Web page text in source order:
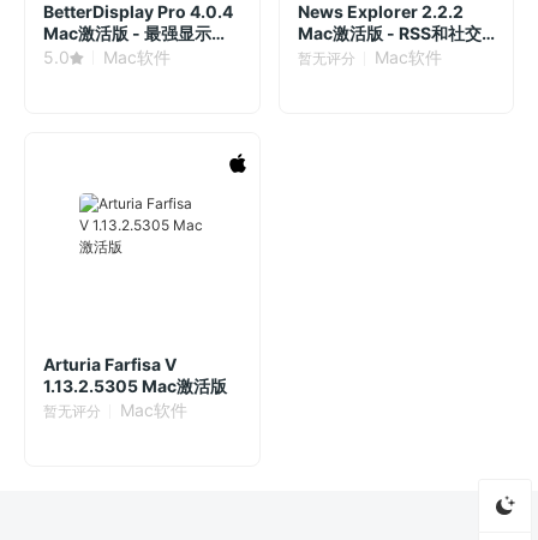
BetterDisplay Pro 4.0.4
Mac激活版 - 最强显示器
亮度/分辨率管理工具
5.0 Mac软件
News Explorer 2.2.2
Mac激活版 - RSS和社交
媒体新闻聚合器
暂无评分 Mac软件
Arturia Farfisa V
1.13.2.5305 Mac激活版
暂无评分 Mac软件